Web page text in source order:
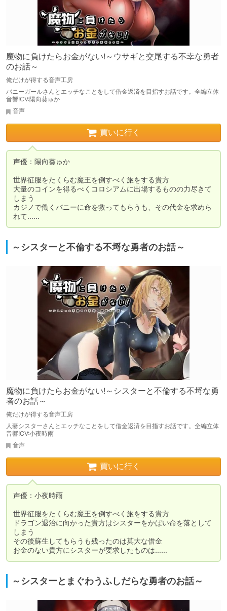
魔物に負けたらお金がない!～ウサギと交尾する不幸な勇者
のお話～
俺だけが得する音声工房
バニーガールさんとエッチなことをして借金返済を目指すお話です。全編立体
音響!CV:陽向葵ゅか
音声
買いに行く
声優：陽向葵ゅか
世界征服をたくらむ魔王を倒すべく旅をする貴方
大量のコインを得るべくコロシアムに出場するものの力尽きて
しまう
カジノで働くバニーに命を救ってもらうも、その代金を求めら
れて……
～シスターと不倫する不埒な勇者のお話～
魔物に負けたらお金がない!～シスターと不倫する不埒な勇
者のお話～
俺だけが得する音声工房
人妻シスターさんとエッチなことをして借金返済を目指すお話です。全編立体
音響!CV:小夜時雨
音声
買いに行く
声優：小夜時雨
世界征服をたくらむ魔王を倒すべく旅をする貴方
ドラゴン退治に向かった貴方はシスターをかばい命を落として
しまう
その後蘇生してもらうも残ったのは莫大な借金
お金のない貴方にシスターが要求したものは……
～シスターとまぐわうふしだらな勇者のお話～